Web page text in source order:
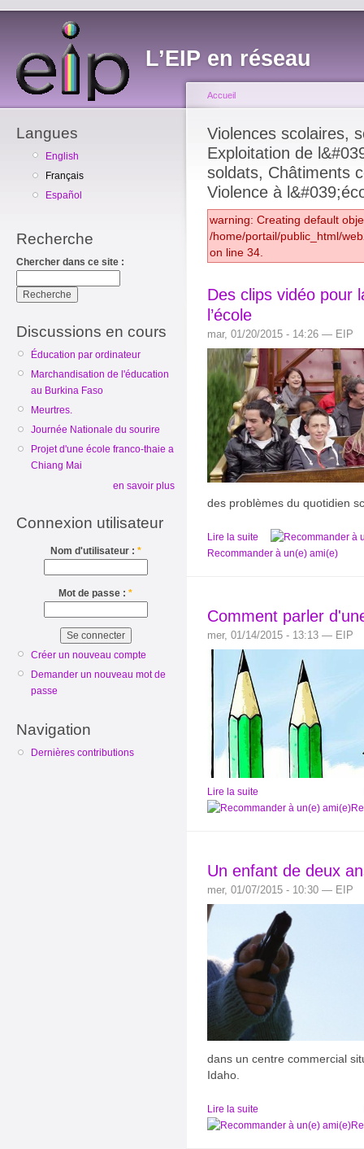
L’EIP en réseau
Langues
English
Français
Español
Recherche
Chercher dans ce site :
Discussions en cours
Éducation par ordinateur
Marchandisation de l'éducation
au Burkina Faso
Meurtres.
Journée Nationale du sourire
Projet d'une école franco-thaie a
Chiang Mai
en savoir plus
Connexion utilisateur
Nom d'utilisateur : *
Mot de passe : *
Créer un nouveau compte
Demander un nouveau mot de
passe
Navigation
Dernières contributions
Accueil
Violences scolaires,
Exploitation de
soldats, Châtiments
Violence à
warning: Creating default
/home/portail/public_html/
on line 34.
Des clips vidéo pour
l’école
mar, 01/20/2015 - 14:26 — EIP
des problèmes du quotidien
Lire la suite
Recommander à un(e) ami(e)
Comment parler
mer, 01/14/2015 - 13:13 — EIP
Lire la suite
Un enfant de deux
mer, 01/07/2015 - 10:30 — EIP
dans un centre commercial
Idaho.
Lire la suite